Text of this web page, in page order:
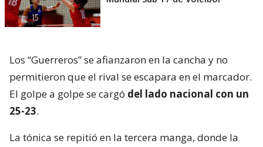
Los “Guerreros” se afianzaron en la cancha y no
permitieron que el rival se escapara en el marcador.
El golpe a golpe se cargó del lado nacional con un
25-23.
La tónica se repitió en la tercera manga, donde la